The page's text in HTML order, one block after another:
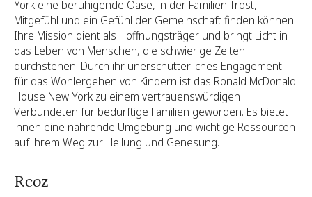
York eine beruhigende Oase, in der Familien Trost,
Mitgefühl und ein Gefühl der Gemeinschaft finden können.
Ihre Mission dient als Hoffnungsträger und bringt Licht in
das Leben von Menschen, die schwierige Zeiten
durchstehen. Durch ihr unerschütterliches Engagement
für das Wohlergehen von Kindern ist das Ronald McDonald
House New York zu einem vertrauenswürdigen
Verbündeten für bedürftige Familien geworden. Es bietet
ihnen eine nährende Umgebung und wichtige Ressourcen
auf ihrem Weg zur Heilung und Genesung.
Rcoz